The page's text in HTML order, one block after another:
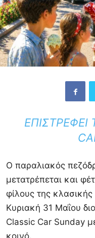
ΕΠΙΣΤΡΈΦΕΙ
Ο παραλιακός
μετατρέπεται και
φίλους της
Κυριακή 31 Μαΐου
Classic Car Sunday